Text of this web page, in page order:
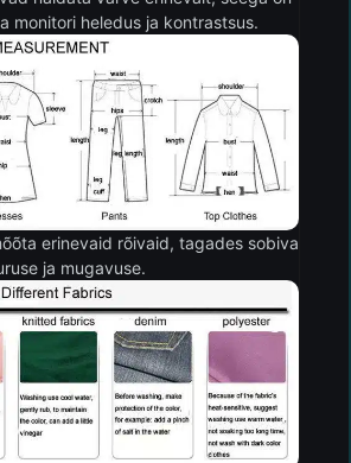
monitori heledus ja kontrastsus.
erinevaid rõivaid, tagades sobiva
ja mugavuse.